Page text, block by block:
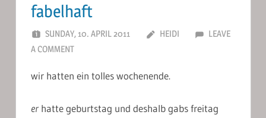
fabelhaft
SUNDAY, 10. APRIL 2011 HEIDI
LEAVE
A COMMENT
wir hatten ein tolles wochenende.
er hatte geburtstag und deshalb gabs freitag